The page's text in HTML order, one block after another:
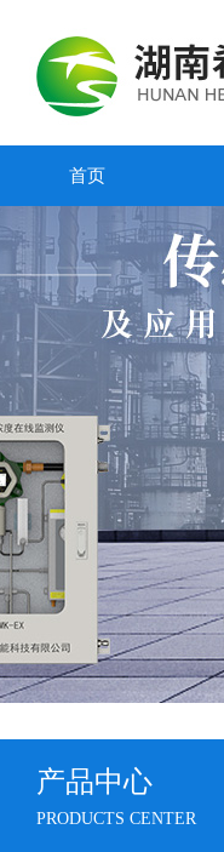
首页
产品中心
PRODUCTS CENTER